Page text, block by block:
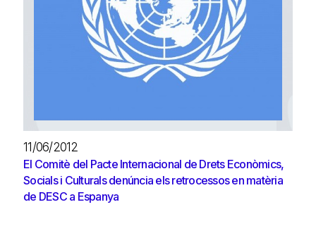
11/06/2012
El Comitè del Pacte Internacional de Drets Econòmics,
Socials i Culturals denúncia els retrocessos en matèria
de DESC a Espanya